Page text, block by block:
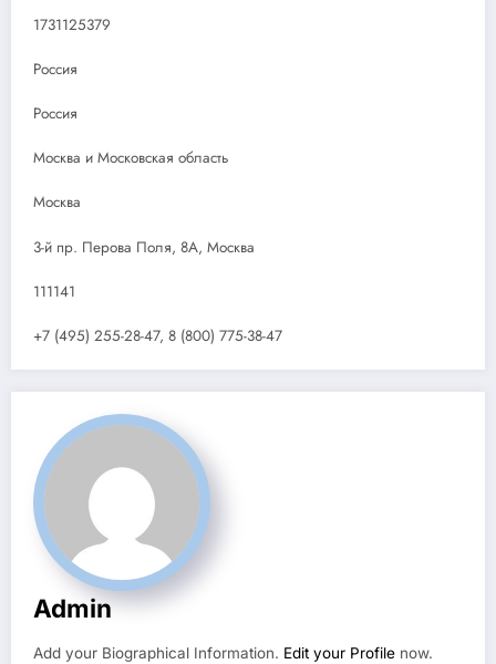
1731125379
Россия
Россия
Москва и Московская область
Москва
3-й пр. Перова Поля, 8А, Москва
111141
+7 (495) 255-28-47, 8 (800) 775-38-47
Admin
Add your Biographical Information. Edit your Profile now.